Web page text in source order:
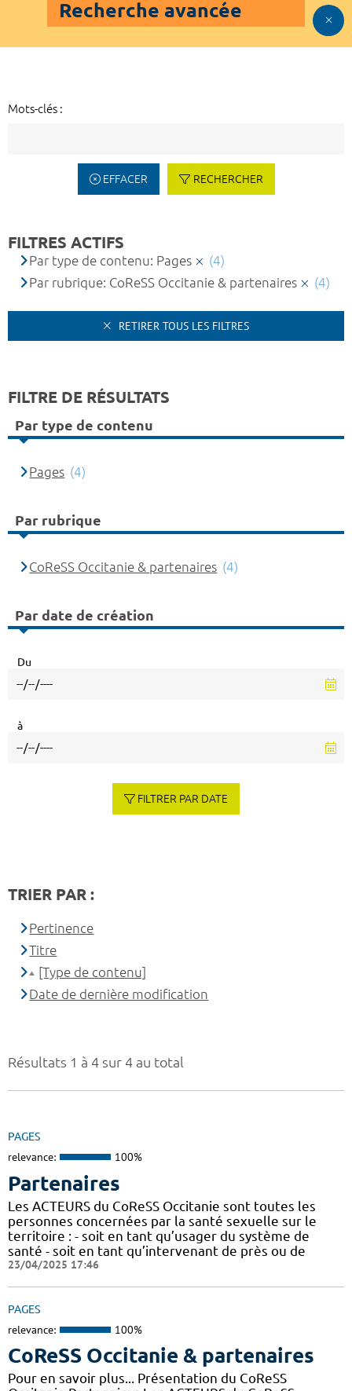
Recherche avancée
Mots-clés :
EFFACER RECHERCHER
Résultats 1 à 4 sur 4 au total
PAGES
relevance: 100%
Partenaires
Les ACTEURS du CoReSS Occitanie sont toutes les
personnes concernées par la santé sexuelle sur le
territoire : - soit en tant qu’usager du système de
santé - soit en tant qu’intervenant de près ou de
23/04/2025 17:46
PAGES
relevance: 100%
CoReSS Occitanie & partenaires
Pour en savoir plus... Présentation du CoReSS
FILTRES ACTIFS
Par type de contenu: Pages
(4)
Par rubrique: CoReSS Occitanie & partenaires
(4)
RETIRER TOUS LES FILTRES
FILTRE DE RÉSULTATS
Par type de contenu
Pages (4)
Par rubrique
CoReSS Occitanie & partenaires (4)
Par date de création
Du
à
FILTRER PAR DATE
TRIER PAR :
Pertinence
Titre
[Type de contenu]
Date de dernière modification